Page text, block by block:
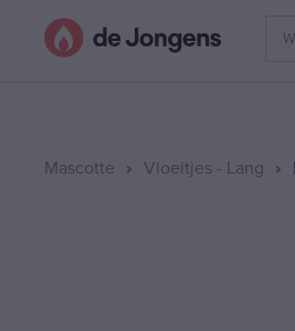
Mascotte Vloeitjes - Lang